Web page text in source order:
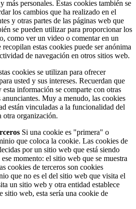
más personales. Estas cookies también se
los cambios que ha realizado en el
y otras partes de las páginas web que
se pueden utilizar para proporcionar los
como ver un video o comentar en un
estas cookies puede ser anónima
de navegación en otros sitios web.
cookies se utilizan para ofrecer
usted y sus intereses. Recuerdan que
información se comparte con otras
Muy a menudo, las cookies
están vinculadas a la funcionalidad del
otra organización.
Si una cookie es "primera" o
que coloca la cookie. Las cookies de
por un sitio web que está siendo
momento: el sitio web que se muestra
cookies de terceros son cookies
que no es el del sitio web que visita el
un sitio web y otra entidad establece
sitio web, esta sería una cookie de